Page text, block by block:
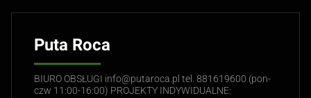
Puta Roca
BIURO OBSŁUGI info@putaroca.pl tel. 881619600 (pon-
czw 11:00-16:00) PROJEKTY INDYWIDUALNE: